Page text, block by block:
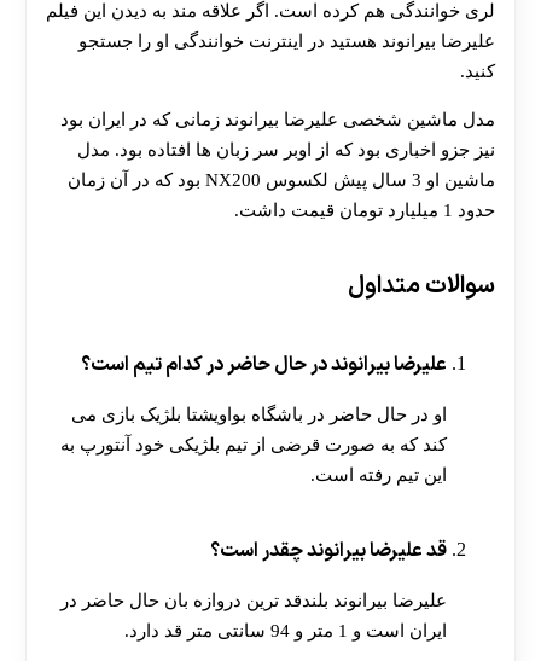
لری خوانندگی هم کرده است. اگر علاقه مند به دیدن این فیلم
علیرضا بیرانوند هستید در اینترنت خوانندگی او را جستجو
کنید.
مدل ماشین شخصی علیرضا بیرانوند زمانی که در ایران بود
نیز جزو اخباری بود که از اوبر سر زبان ها افتاده بود. مدل
ماشین او 3 سال پیش لکسوس NX200 بود که در آن زمان
حدود 1 میلیارد تومان قیمت داشت.
سوالات متداول
علیرضا بیرانوند در حال حاضر در کدام تیم است؟
او در حال حاضر در باشگاه بواویشتا بلژیک بازی می
کند که به صورت قرضی از تیم بلژیکی خود آنتورپ به
این تیم رفته است.
قد علیرضا بیرانوند چقدر است؟
علیرضا بیرانوند بلندقد ترین دروازه بان حال حاضر در
ایران است و 1 متر و 94 سانتی متر قد دارد.